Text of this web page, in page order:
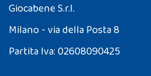
Giocabene S.r.l.
Milano - via della Posta 8
Partita Iva: 02608090425